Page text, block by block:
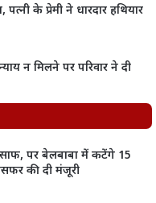
के प्रेमी ने धारदार हथियार
न मिलने पर परिवार ने दी
साफ, पर बेलबाबा में कटेंगे 15
की दी मंजूरी